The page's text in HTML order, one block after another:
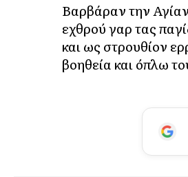
Βαρβάραν την
εχθρού γαρ τας
και ως στρουθίον
βοηθεία και όπλω